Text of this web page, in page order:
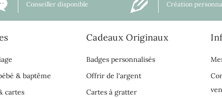
Conseiller disponible Création
& baptême
cartes
Cadeaux Originaux
Badges personnalisés
Offrir de l'argent
Cartes à gratter